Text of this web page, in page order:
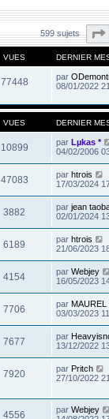
599 sujets
VUES DERNIER
77448 par
08/01/2022
VUES DERNIER
10899 par Lµkas *
04/02/2006
47083 par htrois
17/03/2024
3882 par jean
02/01/2024
6189 par htrois
21/06/2023
4154 par Webjey
16/05/2023
7706 par MAUREL
03/03/2023
7677 par
13/12/2022
7920 par Pritch
27/10/2022
4556 par Webjey